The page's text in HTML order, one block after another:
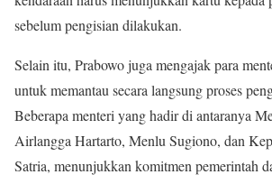
sebelum pengisian dilakukan.
Selain itu, Prabowo juga mengajak para
untuk memantau secara langsung proses
Beberapa menteri yang hadir di antaranya
Airlangga Hartarto, Menlu Sugiono, dan
Satria, menunjukkan komitmen pemerintah